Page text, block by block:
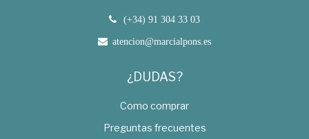
(+34) 91 304 33 03
atencion@marcialpons.es
¿DUDAS?
Como comprar
Preguntas frecuentes